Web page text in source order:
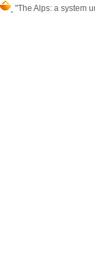
"The Alps: a system